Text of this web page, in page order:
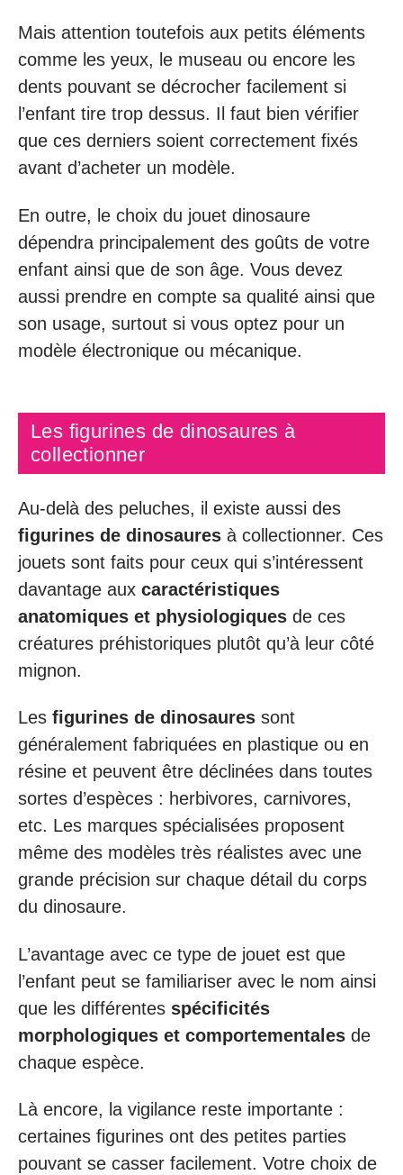
Mais attention toutefois aux petits éléments
comme les yeux, le museau ou encore les
dents pouvant se décrocher facilement si
l’enfant tire trop dessus. Il faut bien vérifier
que ces derniers soient correctement fixés
avant d’acheter un modèle.
En outre, le choix du jouet dinosaure
dépendra principalement des goûts de votre
enfant ainsi que de son âge. Vous devez
aussi prendre en compte sa qualité ainsi que
son usage, surtout si vous optez pour un
modèle électronique ou mécanique.
Les figurines de dinosaures à
collectionner
Au-delà des peluches, il existe aussi des
figurines de dinosaures à collectionner. Ces
jouets sont faits pour ceux qui s’intéressent
davantage aux caractéristiques
anatomiques et physiologiques de ces
créatures préhistoriques plutôt qu’à leur côté
mignon.
Les figurines de dinosaures sont
généralement fabriquées en plastique ou en
résine et peuvent être déclinées dans toutes
sortes d’espèces : herbivores, carnivores,
etc. Les marques spécialisées proposent
même des modèles très réalistes avec une
grande précision sur chaque détail du corps
du dinosaure.
L’avantage avec ce type de jouet est que
l’enfant peut se familiariser avec le nom ainsi
que les différentes spécificités
morphologiques et comportementales de
chaque espèce.
Là encore, la vigilance reste importante :
certaines figurines ont des petites parties
pouvant se casser facilement. Votre choix de